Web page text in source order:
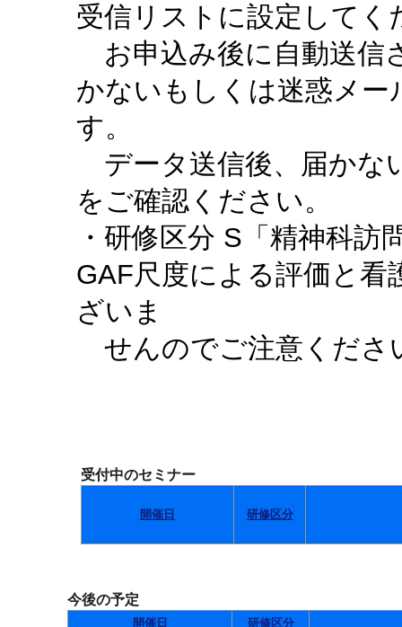
受信リストに設定してく
お申込み後に自動送信
かないもしくは迷惑メ
す。
データ送信後、届かな
をご確認ください。
・研修区分 S「精神科
GAF尺度による評価と看
ざいま
せんのでご注意くださ
受付中のセミナー
開催日 研修区分
今後の予定
開催日 研修区分